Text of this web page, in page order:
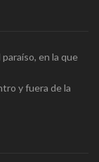
en la que
y fuera de la